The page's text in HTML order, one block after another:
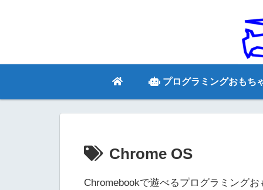
プログラミングおもち
Chrome OS
Chromebookで遊べるプログラミング